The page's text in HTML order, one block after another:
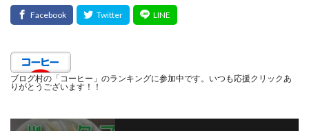
ブログ村の「コーヒー」のランキングに参加中です。いつも応援クリックあ
りがとうございます！！